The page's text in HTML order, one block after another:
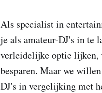
Als specialist in
je als amateur-DJ's in te
verleidelijke optie lijken,
besparen. Maar we
DJ's in vergelijking met